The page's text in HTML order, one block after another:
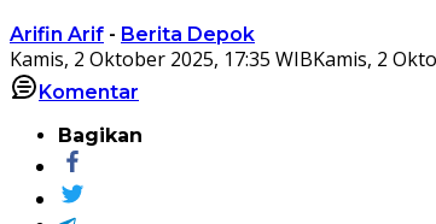
Arifin Arif - Berita Depok
Kamis, 2 Oktober 2025, 17:35 WIBKamis, 2
Komentar
Bagikan